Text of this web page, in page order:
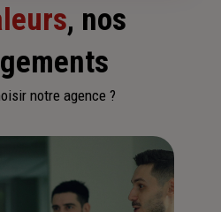
, nos
notre agence ?